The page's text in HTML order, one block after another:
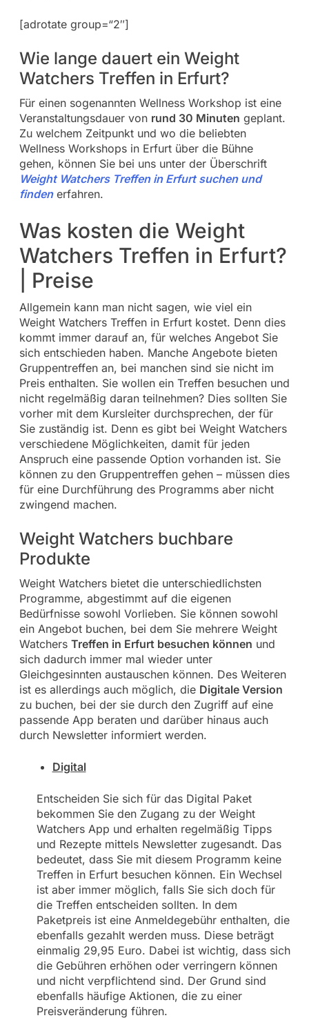
[adrotate group=“2″]
Wie lange dauert ein Weight
Watchers Treffen in Erfurt?
Für einen sogenannten Wellness Workshop ist eine
Veranstaltungsdauer von rund 30 Minuten geplant.
Zu welchem Zeitpunkt und wo die beliebten
Wellness Workshops in Erfurt über die Bühne
gehen, können Sie bei uns unter der Überschrift
Weight Watchers Treffen in Erfurt suchen und
findenerfahren.
Was kosten die Weight
Watchers Treffen in Erfurt?
| Preise
Allgemein kann man nicht sagen, wie viel ein
Weight Watchers Treffen in Erfurt kostet. Denn dies
kommt immer darauf an, für welches Angebot Sie
sich entschieden haben. Manche Angebote bieten
Gruppentreffen an, bei manchen sind sie nicht im
Preis enthalten. Sie wollen ein Treffen besuchen und
nicht regelmäßig daran teilnehmen? Dies sollten Sie
vorher mit dem Kursleiter durchsprechen, der für
Sie zuständig ist. Denn es gibt bei Weight Watchers
verschiedene Möglichkeiten, damit für jeden
Anspruch eine passende Option vorhanden ist. Sie
können zu den Gruppentreffen gehen – müssen dies
für eine Durchführung des Programms aber nicht
zwingend machen.
Weight Watchers buchbare
Produkte
Weight Watchers bietet die unterschiedlichsten
Programme, abgestimmt auf die eigenen
Bedürfnisse sowohl Vorlieben. Sie können sowohl
ein Angebot buchen, bei dem Sie mehrere Weight
Watchers Treffen in Erfurt besuchen können und
sich dadurch immer mal wieder unter
Gleichgesinnten austauschen können. Des Weiteren
ist es allerdings auch möglich, die Digitale Version
zu buchen, bei der sie durch den Zugriff auf eine
passende App beraten und darüber hinaus auch
durch Newsletter informiert werden.
Digital
Entscheiden Sie sich für das Digital Paket
bekommen Sie den Zugang zu der Weight
Watchers App und erhalten regelmäßig Tipps
und Rezepte mittels Newsletter zugesandt. Das
bedeutet, dass Sie mit diesem Programm keine
Treffen in Erfurt besuchen können. Ein Wechsel
ist aber immer möglich, falls Sie sich doch für
die Treffen entscheiden sollten. In dem
Paketpreis ist eine Anmeldegebühr enthalten, die
ebenfalls gezahlt werden muss. Diese beträgt
einmalig 29,95 Euro. Dabei ist wichtig, dass sich
die Gebühren erhöhen oder verringern können
und nicht verpflichtend sind. Der Grund sind
ebenfalls häufige Aktionen, die zu einer
Preisveränderung führen.